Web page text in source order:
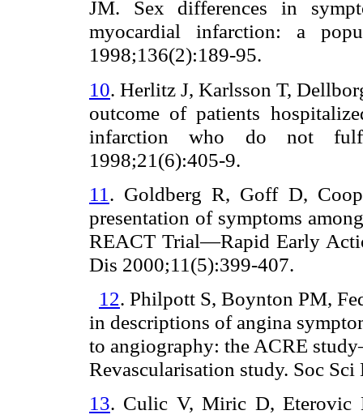
JM. Sex differences in
myocardial infarction: a
1998;136(2):189-95.
10. Herlitz J, Karlsson T,
outcome of patients
infarction who do not
1998;21(6):405-9.
11 . Goldberg R, Goff D,
presentation of symptoms
REACT Trial—Rapid Early
Dis 2000;11(5):399-407.
12. Philpott S, Boynton PM,
in descriptions of angina
to angiography: the ACRE
Revascularisation study. Soc
13. Culic V, Miric D, Eterovic